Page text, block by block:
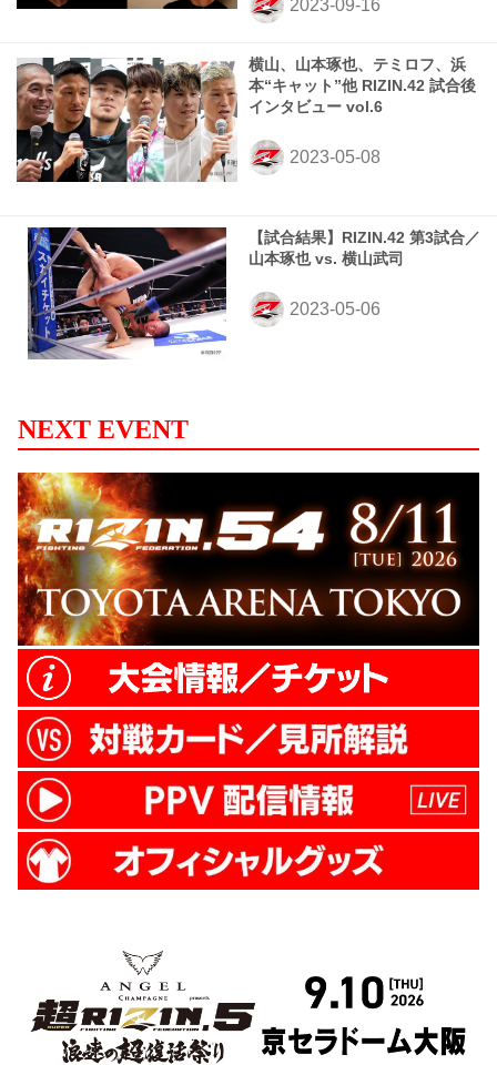
横山、山本琢也、テミロフ、浜
本“キャット”他 RIZIN.42 試合後
インタビュー vol.6
【試合結果】RIZIN.42 第3試合／
山本琢也 vs. 横山武司
NEXT EVENT